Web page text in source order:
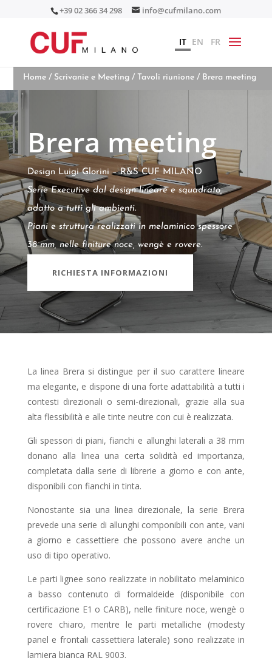
+39 02 366 34 298 info@cufmilano.com
IT EN FR
Home / Scrivanie e Meeting / Tavoli riunione / Brera meeting
Brera meeting
Design Luigi Glorini – R&S CUF MILANO
Serie Executive dal design lineare e squadrato,
adatto a tutti gli ambienti.
Piani e struttura realizzati in melaminico spessore
38 mm, nelle finiture noce, wengè e rovere.
RICHIESTA INFORMAZIONI
La linea Brera si distingue per il suo carattere lineare
ma elegante, e dispone di una forte adattabilità a tutti i
contesti direzionali o semi-direzionali, grazie alla sua
alta flessibilità e alle tinte neutre con cui è realizzata.
Gli spessori di piani, fianchi e allunghi laterali a 38 mm
donano alla linea una certa solidità ed importanza,
completata dalla serie di librerie a giorno e con ante,
disponibili con fianchi in tinta.
Nonostante sia una linea direzionale, la serie Brera
prevede una serie di allunghi componibili con ante, vani
a giorno e cassettiere che possono avere anche un
uso di tipo operativo.
Le parti lignee sono realizzate in nobilitato melaminico
a basso contenuto di formaldeide (disponibile con
certificazione E1 o CARB), nelle finiture noce, wengè o
rovere chiaro, mentre le parti metalliche (modesty
panel e frontali cassettiera laterale) sono realizzate in
lamiera bianca RAL 9003.